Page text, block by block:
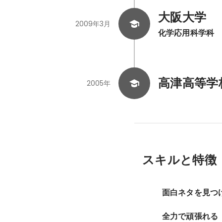
大阪大学
化学応用科学科
2009年3月
高津高等学
2005年
スキルと特徴
面白ネタを見つ
全力で頑張れる